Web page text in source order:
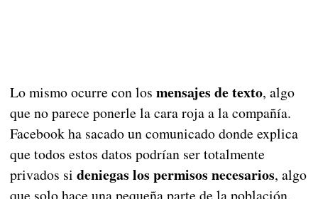
Lo mismo ocurre con los mensajes de texto, algo
que no parece ponerle la cara roja a la compañía.
Facebook ha sacado un comunicado donde explica
que todos estos datos podrían ser totalmente
privados si deniegas los permisos necesarios, algo